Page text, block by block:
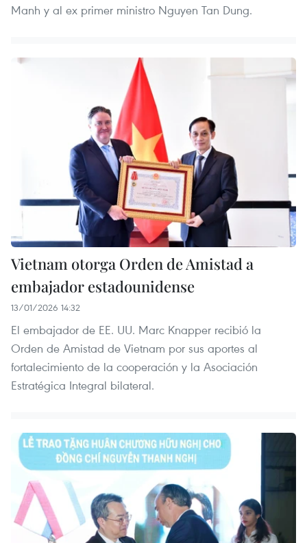
Manh y al ex primer ministro Nguyen Tan Dung.
Vietnam otorga Orden de Amistad a
embajador estadounidense
13/01/2026 14:32
El embajador de EE. UU. Marc Knapper recibió la
Orden de Amistad de Vietnam por sus aportes al
fortalecimiento de la cooperación y la Asociación
Estratégica Integral bilateral.